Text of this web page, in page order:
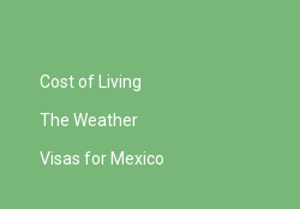
Cost of Living
The Weather
Visas for Mexico